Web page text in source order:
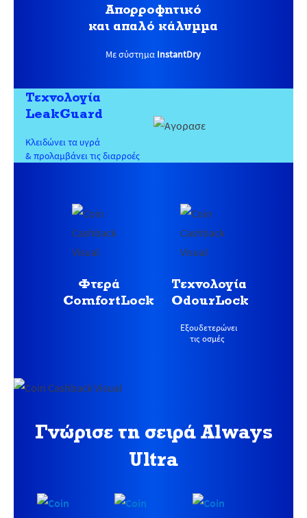
Απορροφητικό
και απαλό κάλυμμα
Με σύστημα InstantDry
Τεχνολογία
LeakGuard
Κλειδώνει τα υγρά
& προλαμβάνει τις διαρροές
Φτερά
ComfortLock
Τεχνολογία
OdourLock
Εξουδετερώνει
τις οσμές
Γνώρισε τη σειρά Always
Ultra